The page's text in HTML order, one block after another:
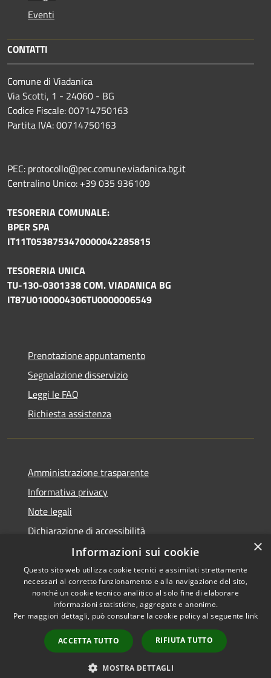
Eventi
CONTATTI
Comune di Viadanica
Via Scotti, 1 - 24060 - BG
Codice Fiscale: 00714750163
Partita IVA: 00714750163
PEC: protocollo@pec.comune.viadanica.bg.it
Centralino Unico: +39 035 936109
TESORERIA COMUNALE:
BPER SPA
IT11T0538753470000042285815
TESORERIA UNICA
TU-130-0301338 COM. VIADANICA BG
IT87U0100004306TU0000006549
Prenotazione appuntamento
Segnalazione disservizio
Leggi le FAQ
Richiesta assistenza
Amministrazione trasparente
Informativa privacy
Note legali
Dichiarazione di accessibilità
Accessibilità
Privacy
Mappa del sito
Copyright © 2026 • Comune di
Viadanica • Powered by
Municipium•Accesso
redazione
×
Informazioni sui cookie
Questo sito web utilizza cookie tecnici e assimilati strettamente
necessari al corretto funzionamento e alla navigazione del sito,
nonché un cookie tecnico analitico al solo fine di elaborare
informazioni statistiche, aggregate e anonime.
Per maggiori dettagli, può consultare la cookie policy al seguente link
ACCETTA TUTTO RIFIUTA TUTTO
MOSTRA DETTAGLI